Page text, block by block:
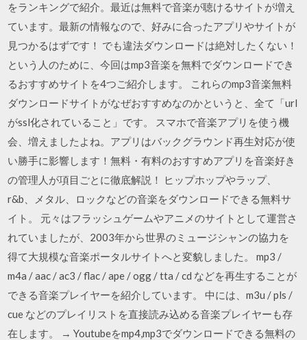
をランキングで紹介。最近は無料で音楽が聴けるサイトが増え
ています。最新の情報なので、好みに合ったアプリやサイトが
見つかるはずです！ でも違法ダウンロードは絶対したくない！
という人のために、今回はmp3音楽を無料でダウンロードでき
るおすすめサイトを4つご紹介します。 これらのmp3音楽無料
ダウンロードサイトがなぜおすすめなのかというと、全て「url
がssl化されていること」です。 スマホで音楽アプリを使う機
会、増えましたよね。アプリはバックグラウンド再生対応が使
い勝手に影響します！無料・有料のおすすめアプリを音楽好き
の管理人が項目ごとに徹底解説！ ヒップホップやラップ、
r&b、メタル、ロックなどの音楽をダウンロードできる無料サ
イト。 元々はフラッシュゲームやアニメのサイトとして運営さ
れていましたが、2003年から世界のミュージシャンの協力を
得て大規模な音楽ポータルサイトへと変貌しました。 mp3 /
m4a / aac / ac3 / flac / ape / ogg / tta / cd などを再生することが
できる音楽プレイヤーを紹介しています。 中には、m3u / pls /
cue などのプレイリストを直接読み込める音楽プレイヤーも存
在します。 → Youtubeをmp4,mp3でダウンロードできる無料の